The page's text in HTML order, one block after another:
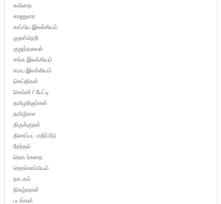
கவிதை
காணுரை
காப்பிய இலக்கியம்
குறள்நெறி
குறுந்தகவல்
சங்க இலக்கியம்
சமய இலக்கியம்
செய்திகள்
செவ்வி / பேட்டி
தமிழறிஞர்கள்
தமிழிசை
திருக்குறள்
திரைப்பட மதிப்பீடு
தேர்தல்
தொடர்கதை
தொல்காப்பியம்
நாடகம்
நிகழ்வுகள்
படங்கள்